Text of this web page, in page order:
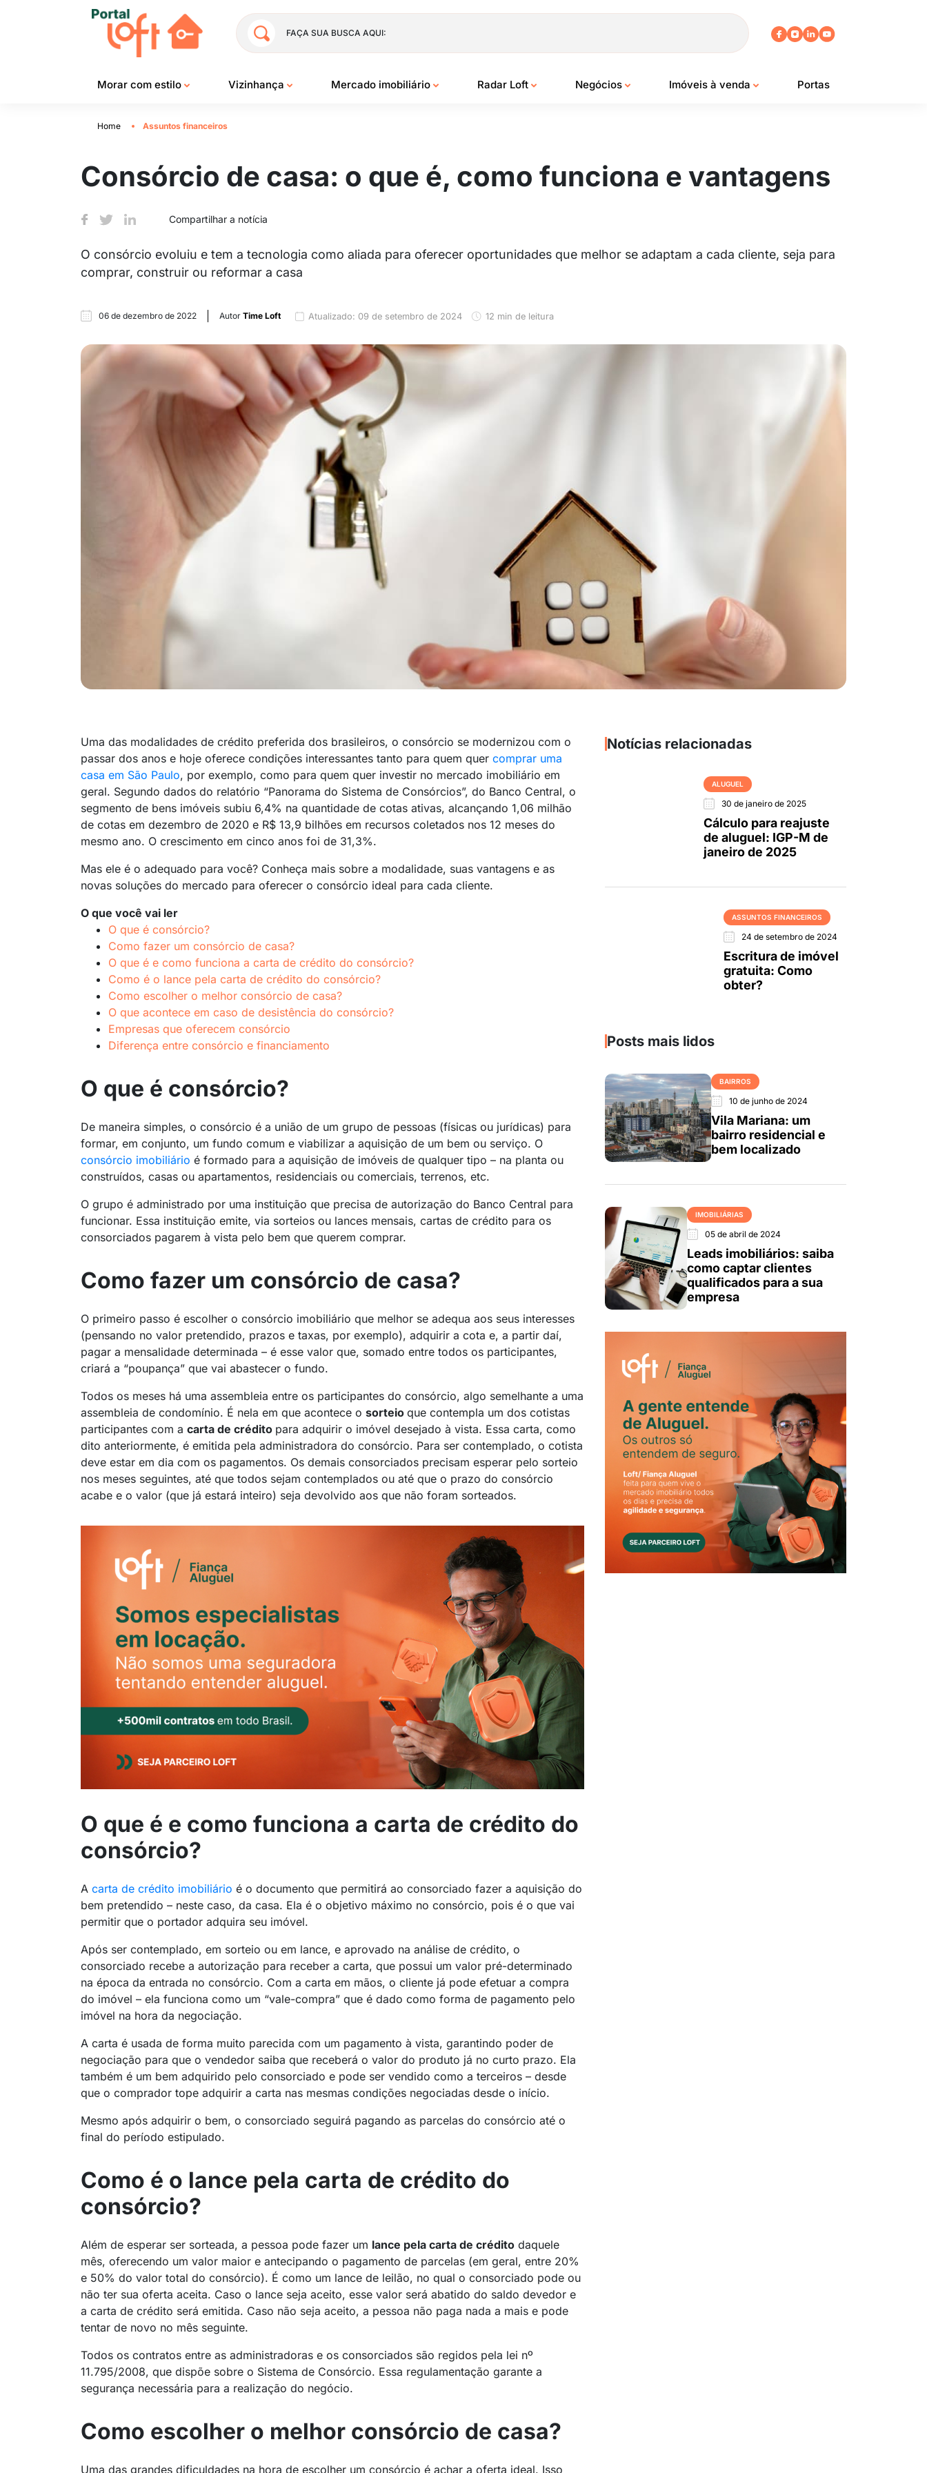
FAÇA SUA BUSCA AQUI:
Morar com estilo Vizinhança Mercado imobiliário Radar Loft Negócios Imóveis à venda Portas
Home Assuntos financeiros
Consórcio de casa: o que é, como funciona e vantagens
Compartilhar a notícia
O consórcio evoluiu e tem a tecnologia como aliada para oferecer oportunidades que melhor se adaptam a cada cliente, seja para
comprar, construir ou reformar a casa
06 de dezembro de 2022 Autor Time Loft Atualizado: 09 de setembro de 2024 12 min de leitura
Uma das modalidades de crédito preferida dos brasileiros, o consórcio se modernizou com o
passar dos anos e hoje oferece condições interessantes tanto para quem quer comprar uma
casa em São Paulo, por exemplo, como para quem quer investir no mercado imobiliário em
geral. Segundo dados do relatório “Panorama do Sistema de Consórcios”, do Banco Central, o
segmento de bens imóveis subiu 6,4% na quantidade de cotas ativas, alcançando 1,06 milhão
de cotas em dezembro de 2020 e R$ 13,9 bilhões em recursos coletados nos 12 meses do
mesmo ano. O crescimento em cinco anos foi de 31,3%.
Mas ele é o adequado para você? Conheça mais sobre a modalidade, suas vantagens e as
novas soluções do mercado para oferecer o consórcio ideal para cada cliente.
O que você vai ler
O que é consórcio?
Como fazer um consórcio de casa?
O que é e como funciona a carta de crédito do consórcio?
Como é o lance pela carta de crédito do consórcio?
Como escolher o melhor consórcio de casa?
O que acontece em caso de desistência do consórcio?
Empresas que oferecem consórcio
Diferença entre consórcio e financiamento
O que é consórcio?
De maneira simples, o consórcio é a união de um grupo de pessoas (físicas ou jurídicas) para
formar, em conjunto, um fundo comum e viabilizar a aquisição de um bem ou serviço. O
consórcio imobiliário é formado para a aquisição de imóveis de qualquer tipo – na planta ou
construídos, casas ou apartamentos, residenciais ou comerciais, terrenos, etc.
O grupo é administrado por uma instituição que precisa de autorização do Banco Central para
funcionar. Essa instituição emite, via sorteios ou lances mensais, cartas de crédito para os
consorciados pagarem à vista pelo bem que querem comprar.
Como fazer um consórcio de casa?
O primeiro passo é escolher o consórcio imobiliário que melhor se adequa aos seus interesses
(pensando no valor pretendido, prazos e taxas, por exemplo), adquirir a cota e, a partir daí,
pagar a mensalidade determinada – é esse valor que, somado entre todos os participantes,
criará a “poupança” que vai abastecer o fundo.
Todos os meses há uma assembleia entre os participantes do consórcio, algo semelhante a uma
assembleia de condomínio. É nela em que acontece o sorteio que contempla um dos cotistas
participantes com a carta de crédito para adquirir o imóvel desejado à vista. Essa carta, como
dito anteriormente, é emitida pela administradora do consórcio. Para ser contemplado, o cotista
deve estar em dia com os pagamentos. Os demais consorciados precisam esperar pelo sorteio
nos meses seguintes, até que todos sejam contemplados ou até que o prazo do consórcio
acabe e o valor (que já estará inteiro) seja devolvido aos que não foram sorteados.
O que é e como funciona a carta de crédito do
consórcio?
A carta de crédito imobiliário é o documento que permitirá ao consorciado fazer a aquisição do
bem pretendido – neste caso, da casa. Ela é o objetivo máximo no consórcio, pois é o que vai
permitir que o portador adquira seu imóvel.
Após ser contemplado, em sorteio ou em lance, e aprovado na análise de crédito, o
consorciado recebe a autorização para receber a carta, que possui um valor pré-determinado
na época da entrada no consórcio. Com a carta em mãos, o cliente já pode efetuar a compra
do imóvel – ela funciona como um “vale-compra” que é dado como forma de pagamento pelo
imóvel na hora da negociação.
A carta é usada de forma muito parecida com um pagamento à vista, garantindo poder de
negociação para que o vendedor saiba que receberá o valor do produto já no curto prazo. Ela
também é um bem adquirido pelo consorciado e pode ser vendido como a terceiros – desde
que o comprador tope adquirir a carta nas mesmas condições negociadas desde o início.
Mesmo após adquirir o bem, o consorciado seguirá pagando as parcelas do consórcio até o
final do período estipulado.
Como é o lance pela carta de crédito do
consórcio?
Além de esperar ser sorteada, a pessoa pode fazer um lance pela carta de crédito daquele
mês, oferecendo um valor maior e antecipando o pagamento de parcelas (em geral, entre 20%
e 50% do valor total do consórcio). É como um lance de leilão, no qual o consorciado pode ou
não ter sua oferta aceita. Caso o lance seja aceito, esse valor será abatido do saldo devedor e
a carta de crédito será emitida. Caso não seja aceito, a pessoa não paga nada a mais e pode
tentar de novo no mês seguinte.
Todos os contratos entre as administradoras e os consorciados são regidos pela lei nº
11.795/2008, que dispõe sobre o Sistema de Consórcio. Essa regulamentação garante a
segurança necessária para a realização do negócio.
Como escolher o melhor consórcio de casa?
Uma das grandes dificuldades na hora de escolher um consórcio é achar a oferta ideal. Isso
Notícias relacionadas
ALUGUEL
30 de janeiro de 2025
Cálculo para reajuste
de aluguel: IGP-M de
janeiro de 2025
ASSUNTOS FINANCEIROS
24 de setembro de 2024
Escritura de imóvel
gratuita: Como
obter?
Posts mais lidos
BAIRROS
10 de junho de 2024
Vila Mariana: um
bairro residencial e
bem localizado
IMOBILIÁRIAS
05 de abril de 2024
Leads imobiliários: saiba
como captar clientes
qualificados para a sua
empresa